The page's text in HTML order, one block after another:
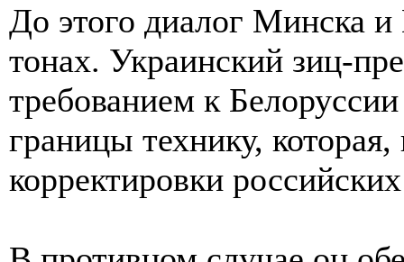
До этого диалог Минска
тонах. Украинский зиц-
требованием к
границы технику,
корректировки